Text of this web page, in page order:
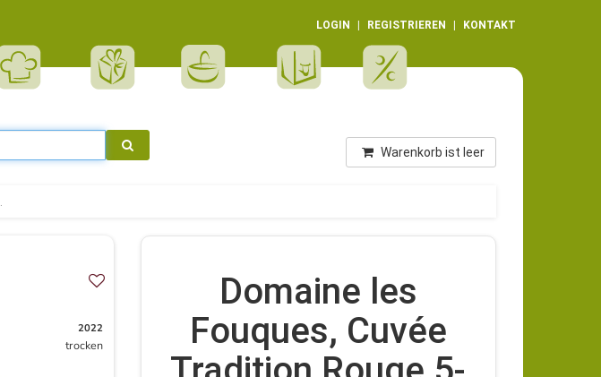
LOGIN REGISTRIEREN KONTAKT
Warenkorb ist leer
2022
trocken
Domaine les
Fouques, Cuvée